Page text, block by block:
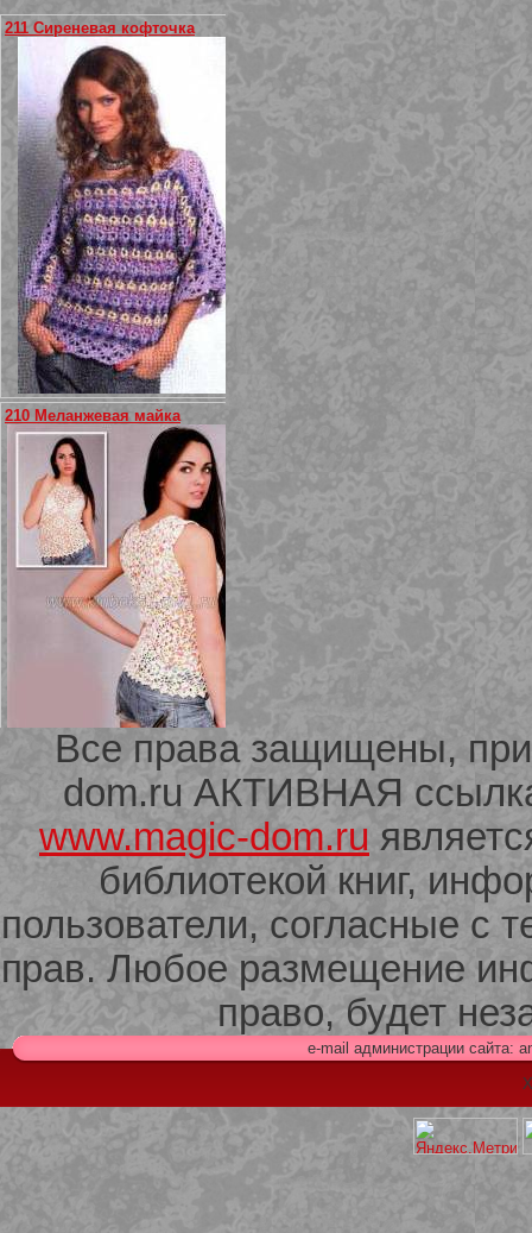
211 Сиреневая кофточка
210 Меланжевая майка
209 Белая кофта из ленточного
Все права защищены,
dom.ru АКТИВНАЯ ссылка
www.magic-dom.ru
библиотекой книг,
пользователи, согласные с
прав. Любое размещение
право, будет
e-mail администрации сайта: